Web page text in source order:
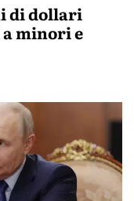
di dollari
minori e